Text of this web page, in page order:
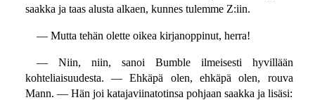
saakka ja taas alusta alkaen, kunnes tulemme Z:iin.
— Mutta tehän olette oikea kirjanoppinut, herra!
— Niin, niin, sanoi Bumble ilmeisesti hyvillään
kohteliaisuudesta. — Ehkäpä olen, ehkäpä olen, rouva
Mann. — Hän joi katajaviinatotinsa pohjaan saakka ja lisäsi: